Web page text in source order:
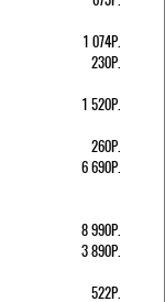
1 074Р.
230Р.
1 520Р.
260Р.
6 690Р.
8 990Р.
3 890Р.
522Р.